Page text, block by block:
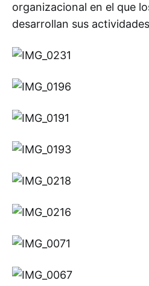
organizacional en el que
desarrollan sus